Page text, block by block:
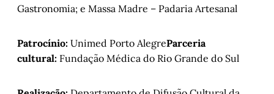
Gastronomia; e Massa Madre – Padaria Artesanal
Patrocínio: Unimed Porto AlegreParceria
cultural: Fundação Médica do Rio Grande do Sul